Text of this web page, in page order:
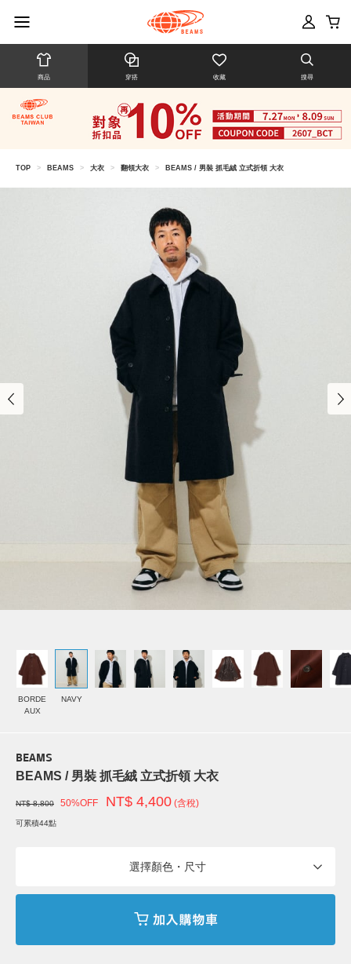
商品 穿搭 收藏 搜尋
TOP > BEAMS > 大衣 > 翻領大衣 > BEAMS / 男裝 抓毛絨 立式折領 大衣
BORDE
AUX
NAVY
BEAMS
BEAMS / 男裝 抓毛絨 立式折領 大衣
NT$ 8,800 50%OFF NT$ 4,400 (含稅)
可累積44點
選擇顏色・尺寸